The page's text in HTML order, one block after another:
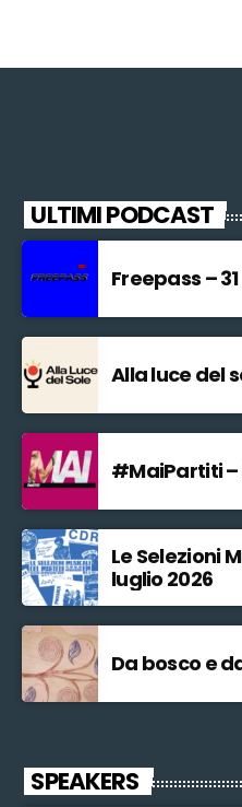
ULTIMI PODCAST
Freepass –
Alla luce del
#MaiPartiti –
Le Selezioni
luglio 2026
Da bosco e
SPEAKERS